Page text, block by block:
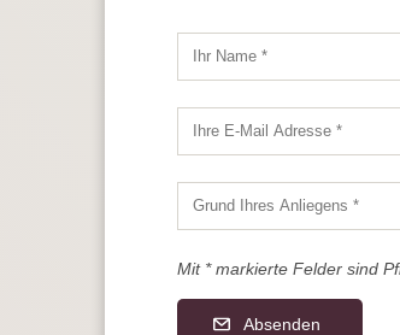
Mit * markierte Felder sind
Absenden